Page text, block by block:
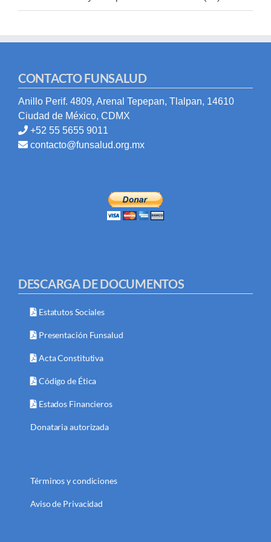
CONTACTO FUNSALUD
Anillo Perif. 4809, Arenal Tepepan, Tlalpan, 14610
Ciudad de México, CDMX
+52 55 5655 9011
contacto@funsalud.org.mx
DESCARGA DE DOCUMENTOS
Estatutos Sociales
Presentación Funsalud
Acta Constitutiva
Código de Ética
Estados Financieros
Donataria autorizada
Términos y condiciones
Aviso de Privacidad